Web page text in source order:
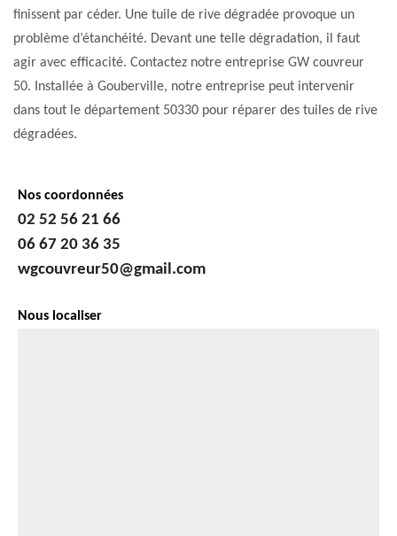
finissent par céder. Une tuile de rive dégradée provoque un
problème d’étanchéité. Devant une telle dégradation, il faut
agir avec efficacité. Contactez notre entreprise GW couvreur
50. Installée à Gouberville, notre entreprise peut intervenir
dans tout le département 50330 pour réparer des tuiles de rive
dégradées.
Nos coordonnées
02 52 56 21 66
06 67 20 36 35
wgcouvreur50@gmail.com
Nous localiser